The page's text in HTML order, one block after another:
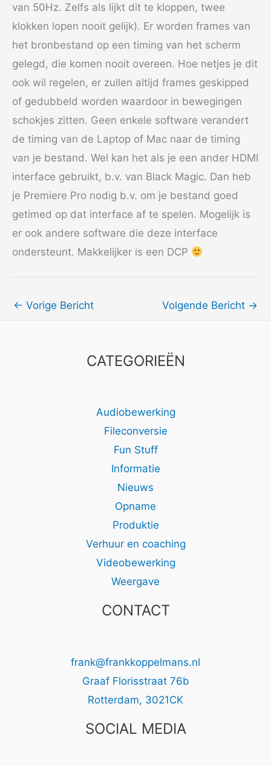
van 50Hz. Zelfs als lijkt dit te kloppen, twee
klokken lopen nooit gelijk). Er worden frames van
het bronbestand op een timing van het scherm
gelegd, die komen nooit overeen. Hoe netjes je dit
ook wil regelen, er zullen altijd frames geskipped
of gedubbeld worden waardoor in bewegingen
schokjes zitten. Geen enkele software verandert
de timing van de Laptop of Mac naar de timing
van je bestand. Wel kan het als je een ander HDMI
interface gebruikt, b.v. van Black Magic. Dan heb
je Premiere Pro nodig b.v. om je bestand goed
getimed op dat interface af te spelen. Mogelijk is
er ook andere software die deze interface
ondersteunt. Makkelijker is een DCP
← Vorige Bericht Volgende Bericht →
CATEGORIEËN
Audiobewerking
Fileconversie
Fun Stuff
Informatie
Nieuws
Opname
Produktie
Verhuur en coaching
Videobewerking
Weergave
CONTACT
frank@frankkoppelmans.nl
Graaf Florisstraat 76b
Rotterdam, 3021CK
SOCIAL MEDIA